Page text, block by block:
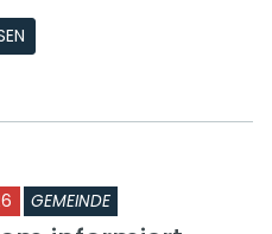
GEMEINDE